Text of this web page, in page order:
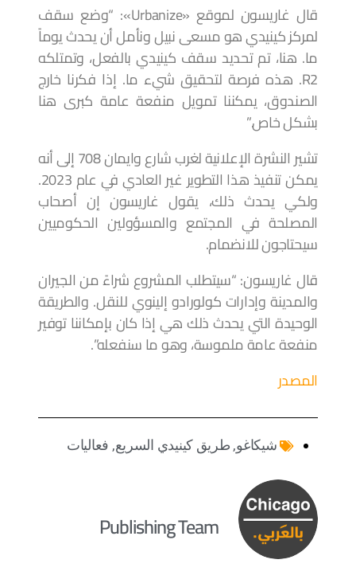
قال غاريسون لموقع «Urbanize»: “وضع سقف
لمركز كينيدي هو مسعى نبيل ونأمل أن يحدث يوماً
ما. هنا، تم تحديد سقف كينيدي بالفعل، وتمتلكه
R2. هذه فرصة لتحقيق شيء ما. إذا فكرنا خارج
الصندوق، يمكننا تمويل منفعة عامة كبرى هنا
بشكل خاص.”
تشير النشرة الإعلانية لغرب شارع وايمان 708 إلى أنه
يمكن تنفيذ هذا التطوير غير العادي في عام 2023.
ولكي يحدث ذلك، يقول غاريسون إن أصحاب
المصلحة في المجتمع والمسؤولين الحكوميين
سيحتاجون للانضمام.
قال غاريسون: “سيتطلب المشروع شراءً من الجيران
والمدينة وإدارات كولورادو إلينوي للنقل. والطريقة
الوحيدة التي يحدث ذلك هي إذا كان بإمكاننا توفير
منفعة عامة ملموسة، وهو ما سنفعله”.
المصدر
شيكاغو, طريق كينيدي السريع, فعاليات
Publishing Team